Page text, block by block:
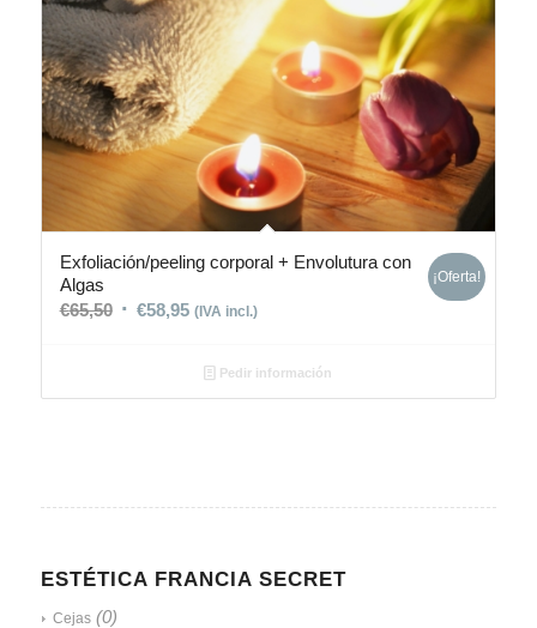
Exfoliación/peeling corporal + Envolutura con
Algas
€65,50 €58,95 (IVA incl.)
¡Oferta!
Pedir información
ESTÉTICA FRANCIA SECRET
Cejas (0)